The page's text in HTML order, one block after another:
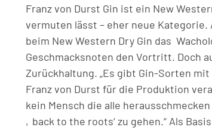
Franz von Durst Gin ist ein New
vermuten lässt – eher neue
beim New Western Dry Gin das
Geschmacksnoten den Vortritt. Doch
Zurückhaltung. „Es gibt Gin-Sorten
Franz von Durst für die Produktion
kein Mensch die alle
‚back to the roots‘ zu gehen.“ Als